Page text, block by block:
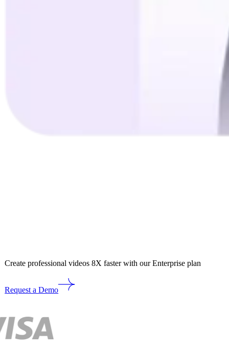
Create professional videos 8X faster with our Enterprise plan
Request a Demo